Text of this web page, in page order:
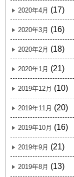
2020年4月 (17)
2020年3月 (16)
2020年2月 (18)
2020年1月 (21)
2019年12月 (10)
2019年11月 (20)
2019年10月 (16)
2019年9月 (21)
2019年8月 (13)